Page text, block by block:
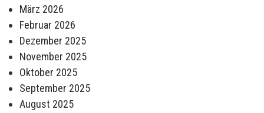
März 2026
Februar 2026
Dezember 2025
November 2025
Oktober 2025
September 2025
August 2025